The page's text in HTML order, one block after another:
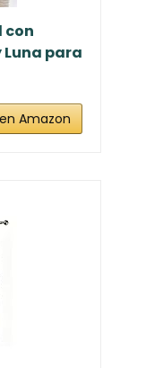
con
Luna para
Amazon